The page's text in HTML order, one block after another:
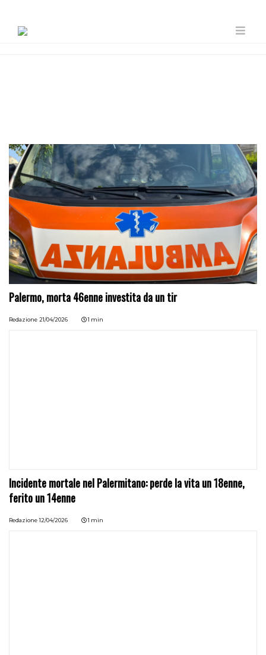
Palermo, morta 46enne investita da un tir
Redazione 21/04/2026 1 min
Incidente mortale nel Palermitano: perde la vita un 18enne,
ferito un 14enne
Redazione 12/04/2026 1 min